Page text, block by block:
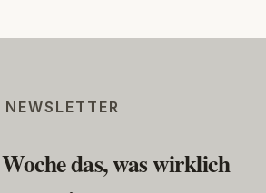
NEWSLETTER
das, was wirklich